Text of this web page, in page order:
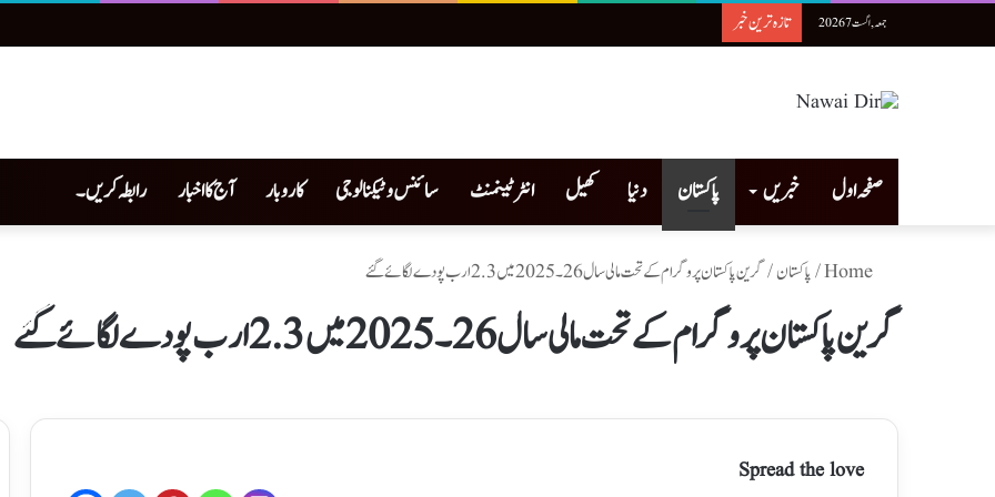
جمعہ, اگست 7 2026 تازہ ترین خبر
صفحہ اول خبریں پاکستان دنیا کھیل انٹرٹینمنٹ سائنس و ٹیکنالوجی کاروبار آج کا اخبار رابطہ کریں۔
/پاکستان/ گرین پاکستان پروگرام کے تحت مالی سال26۔ 2025 میں 2.3 ارب پودے لگائے گئے
گرین پاکستان پروگرام کے تحت مالی سال26۔ 2025 میں 2.3 ارب پودے لگائے گئے
Spread the love